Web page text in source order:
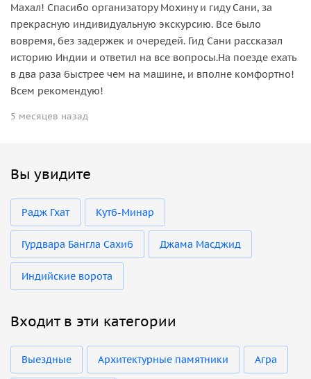
Махал! Спасибо организатору Мохину и гиду Сани, за
прекрасную индивидуальную экскурсию. Все было
вовремя, без задержек и очередей. Гид Сани рассказал
историю Индии и ответил на все вопросы.На поезде ехать
в два раза быстрее чем на машине, и вполне комфортно!
Всем рекомендую!
5 месяцев назад
Вы увидите
Радж Гхат Кутб-Минар
Гурдвара Бангла Сахиб Джама Масджид
Индийские ворота
Входит в эти категории
Выездные Архитектурные памятники Агра